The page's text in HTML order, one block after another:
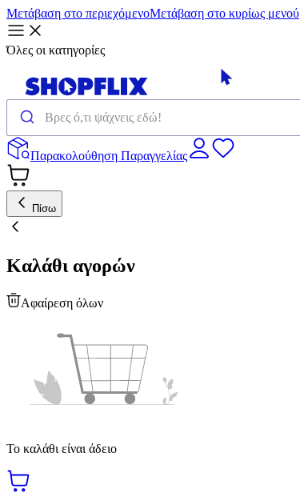
Μετάβαση στο περιεχόμενοΜετάβαση στο κυρίως μενού
Όλες οι κατηγορίες
Παρακολούθηση Παραγγελίας
Πίσω
Καλάθι αγορών
Αφαίρεση όλων
Το καλάθι είναι άδειο